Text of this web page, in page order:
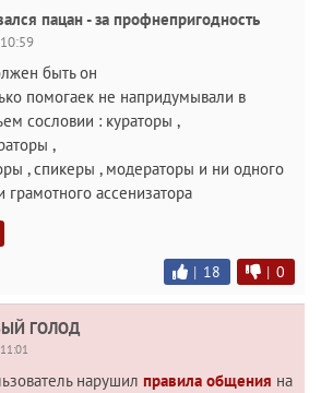
пацан - за профнепригодность
быть он
помогаек не напридумывали в
сословии : кураторы ,
,
, спикеры , модераторы и ни одного
грамотного ассенизатора
| 18 | 0
ГОЛОД
нарушил правила общения на